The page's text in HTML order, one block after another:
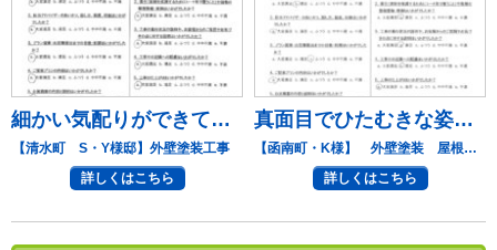
細かい気配りができています。
【清水町 S・Y様邸】外壁塗装工事
詳しくはこちら
真面目でひたむきな姿勢に好感
【函南町・K様】 外壁塗装 屋根塗装
詳しくはこちら